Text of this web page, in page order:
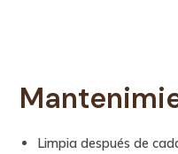
Limpia después de